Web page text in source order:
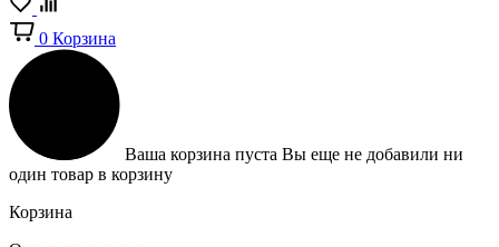
0 Корзина
Ваша корзина пуста Вы еще не добавили ни
один товар в корзину
Корзина